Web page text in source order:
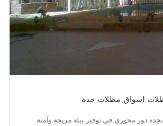
اسواق, مظلات جدة
دور محوري في توفير بيئة مريحة وآمنة